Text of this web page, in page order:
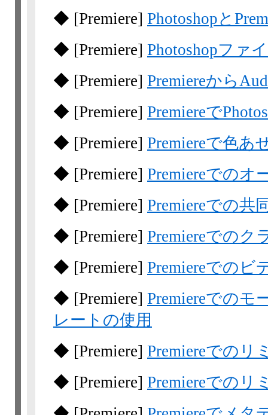
◆ [Premiere] Photoshopと
◆ [Premiere] Photoshopファ
◆ [Premiere] Premiereから
◆ [Premiere] Premiereで
◆ [Premiere] Premiereで色あ
◆ [Premiere] Premiereでのオ
◆ [Premiere] Premiereでの共
◆ [Premiere] Premiereでのク
◆ [Premiere] Premiereでのビ
◆ [Premiere] Premiereでのモ
レートの使用
◆ [Premiere] Premiereでのリ
◆ [Premiere] Premiereでのリ